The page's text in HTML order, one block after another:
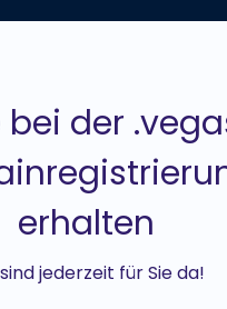
bei der
erhalten
jederzeit für Sie da!